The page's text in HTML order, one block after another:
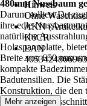
Hinweis
Ohne
AKN
K6CR
EAN
4053424866963
480mm Nussbaum
Darum solltest Du
ihre edle
natürliche
Holzspannplatte,
Breite von 650 mm
kompakte
Badutensilien. Die
Konstruktion, die den
vorhandene
Mehr anzeigen